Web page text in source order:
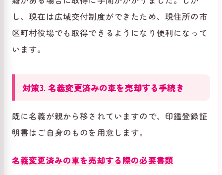
し、現在は広域交付制度ができたため、現住所の市
区町村役場でも取得できるようになり便利になって
います。
対策3. 名義変更済みの車を売却する手続き
既に名義が親から移されていますので、印鑑登録証
明書はご自身のものを用意します。
名義変更済みの車を売却する際の必要書類